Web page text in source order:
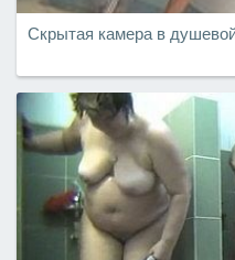
Скрытая камера в